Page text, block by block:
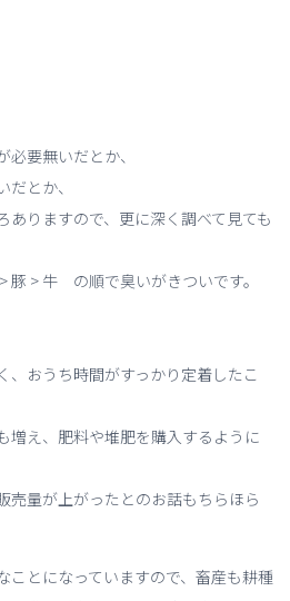
要無いだとか、
とか、
ありますので、更に深く調べて見ても
> 牛 の順で臭いがきついです。
、おうち時間がすっかり定着したこ
増え、肥料や堆肥を購入するように
売量が上がったとのお話もちらほら
ことになっていますので、畜産も耕種